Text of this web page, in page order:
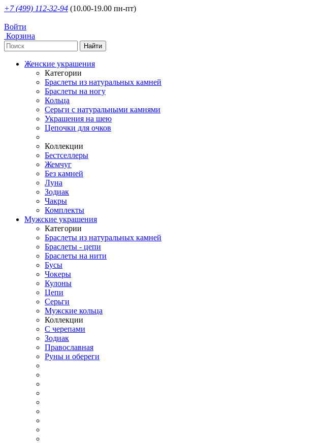
+7 (499) 112-32-94 (10.00-19.00 пн-пт)
Войти
Корзина
Женские украшения
Категории
Браслеты из натуральных камней
Браслеты на ногу
Кольца
Серьги с натуральными камнями
Украшения на шею
Цепочки для очков
Коллекции
Бестселлеры
Жемчуг
Без камней
Луна
Зодиак
Чакры
Комплекты
Мужские украшения
Категории
Браслеты из натуральных камней
Браслеты - цепи
Браслеты на нити
Бусы
Чокеры
Кулоны
Цепи
Серьги
Мужские кольца
Коллекции
С черепами
Зодиак
Православная
Руны и обереги